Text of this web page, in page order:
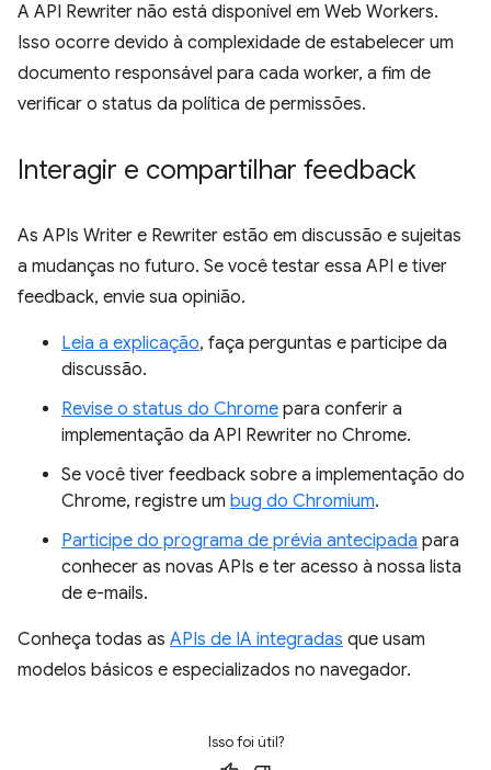
A API Rewriter não está disponível em Web Workers.
Isso ocorre devido à complexidade de estabelecer um
documento responsável para cada worker, a fim de
verificar o status da política de permissões.
Interagir e compartilhar feedback
As APIs Writer e Rewriter estão em discussão e sujeitas
a mudanças no futuro. Se você testar essa API e tiver
feedback, envie sua opinião.
Leia a explicação, faça perguntas e participe da
discussão.
Revise o status do Chrome para conferir a
implementação da API Rewriter no Chrome.
Se você tiver feedback sobre a implementação do
Chrome, registre um bug do Chromium.
Participe do programa de prévia antecipada para
conhecer as novas APIs e ter acesso à nossa lista
de e-mails.
Conheça todas as APIs de IA integradas que usam
modelos básicos e especializados no navegador.
Isso foi útil?